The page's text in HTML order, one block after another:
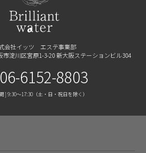
会社イッツ エステ事業部
淀川区宮原1-3-20 新大阪ステーションビル304
06-6152-8803
] 9:30～17:30（土・日・祝日を除く）